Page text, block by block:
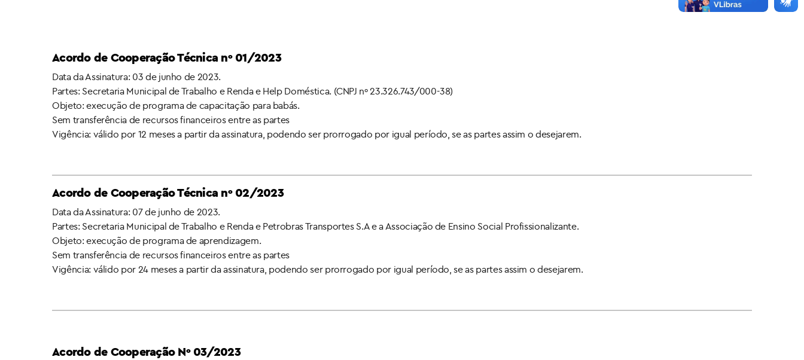
Acordo de Cooperação Técnica nº 01/2023
Data da Assinatura: 03 de junho de 2023.
Partes: Secretaria Municipal de Trabalho e Renda e Help Doméstica. (CNPJ nº 23.326.743/000-38)
Objeto: execução de programa de capacitação para babás.
Sem transferência de recursos financeiros entre as partes
Vigência: válido por 12 meses a partir da assinatura, podendo ser prorrogado por igual período, se as partes assim o desejarem.
Acordo de Cooperação Técnica nº 02/2023
Data da Assinatura: 07 de junho de 2023.
Partes: Secretaria Municipal de Trabalho e Renda e Petrobras Transportes S.A e a Associação de Ensino Social Profissionalizante.
Objeto: execução de programa de aprendizagem.
Sem transferência de recursos financeiros entre as partes
Vigência: válido por 24 meses a partir da assinatura, podendo ser prorrogado por igual período, se as partes assim o desejarem.
Acordo de Cooperação Nº 03/2023